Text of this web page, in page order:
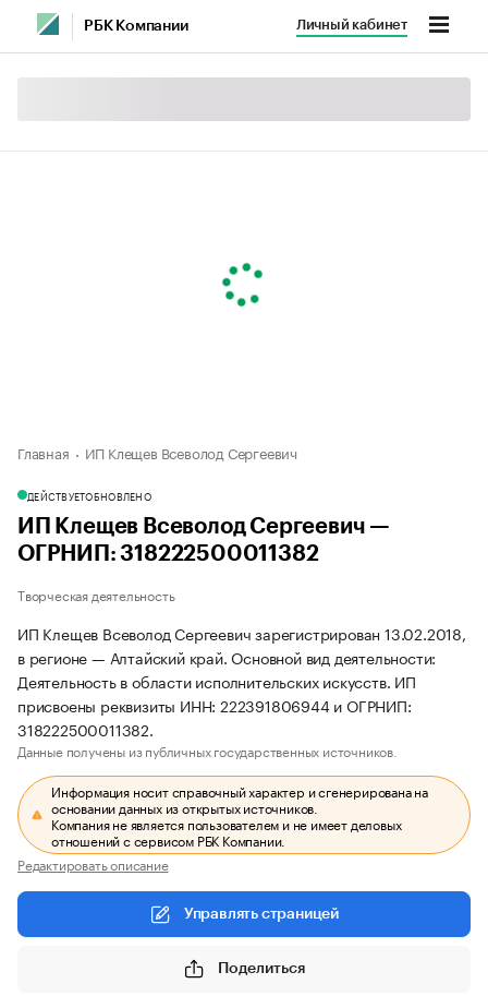
РБК Компании Личный кабинет
Главная ИП Клещев Всеволод Сергеевич
ДЕЙСТВУЕТОБНОВЛЕНО
ИП Клещев Всеволод Сергеевич —
ОГРНИП: 318222500011382
Творческая деятельность
ИП Клещев Всеволод Сергеевич зарегистрирован 13.02.2018,
в регионе — Алтайский край. Основной вид деятельности:
Деятельность в области исполнительских искусств. ИП
присвоены реквизиты ИНН: 222391806944 и ОГРНИП:
318222500011382.
Данные получены из публичных государственных источников.
Информация носит справочный характер и сгенерирована на
основании данных из открытых источников.
Компания не является пользователем и не имеет деловых
отношений с сервисом РБК Компании.
Редактировать описание
Управлять страницей
Поделиться